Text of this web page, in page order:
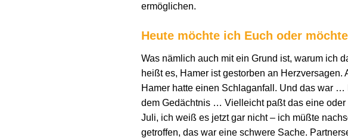
ermöglichen.
Heute möchte ich Euch oder
Was nämlich auch mit ein Grund ist, warum ich
heißt es, Hamer ist gestorben an
Hamer hatte einen Schlaganfall. Und das war
dem Gedächtnis … Vielleicht paßt das eine
Juli, ich weiß es jetzt gar nicht – ich müßte
getroffen, das war eine schwere Sache.